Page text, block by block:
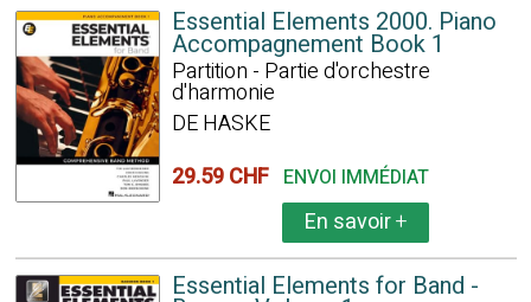
Essential Elements 2000. Piano
Accompagnement Book 1
Partition - Partie d'orchestre
d'harmonie
DE HASKE
29.59 CHF ENVOI IMMÉDIAT
En savoir+
Essential Elements for Band -